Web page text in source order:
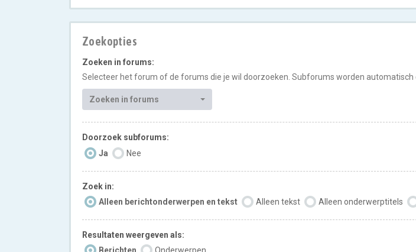
Zoekopties
Zoeken in forums:
Selecteer het forum of de forums die je wil doorzoeken. Subforums worden
Zoeken in forums
Doorzoek subforums:
Ja
Nee
Zoek in:
Alleen berichtonderwerpen en tekst
Alleen tekst Alleen onderwerptitels
Resultaten weergeven als: